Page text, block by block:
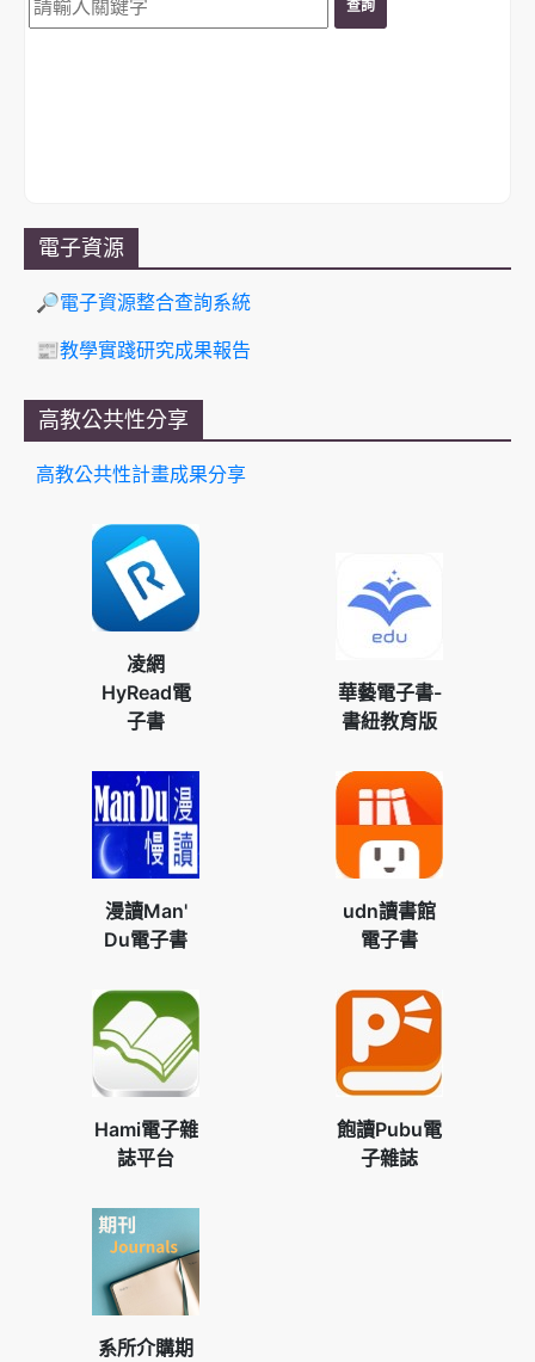
電子資源
🔎電子資源整合查詢系統
📰教學實踐研究成果報告
高教公共性分享
高教公共性計畫成果分享
凌網
HyRead電
子書
華藝電子書-
書紐教育版
漫讀Man'
Du電子書
udn讀書館
電子書
Hami電子雜
誌平台
飽讀Pubu電
子雜誌
系所介購期